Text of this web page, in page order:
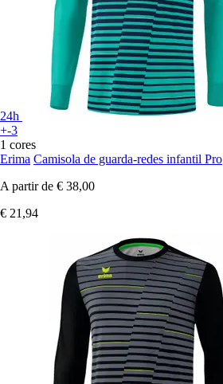
24h
+-3
1 cores
Erima Camisola de guarda-redes infantil Pro
A partir de € 38,00
€ 21,94